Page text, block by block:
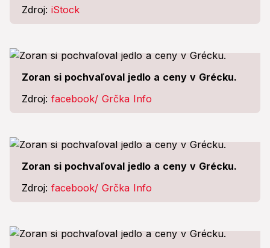
Zdroj: iStock
Zoran si pochvaľoval jedlo a ceny v Grécku.
Zdroj: facebook/ Grčka Info
Zoran si pochvaľoval jedlo a ceny v Grécku.
Zdroj: facebook/ Grčka Info